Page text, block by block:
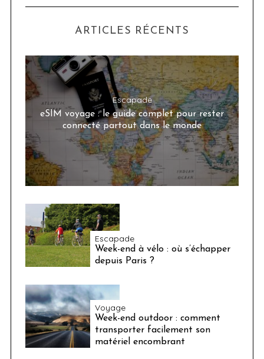
ARTICLES RÉCENTS
Escapade
eSIM voyage : le guide complet pour rester
connecté partout dans le monde
Escapade
Week-end à vélo : où s’échapper
depuis Paris ?
Voyage
Week-end outdoor : comment
transporter facilement son
matériel encombrant